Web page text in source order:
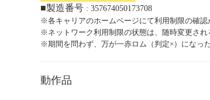
■製造番号 : 357674050173708
※各キャリアのホームページにて利用制限の確認
※ネットワーク利用制限の状態は、随時変更され
※期間を問わず、万が一赤ロム（判定×）になっ
動作品